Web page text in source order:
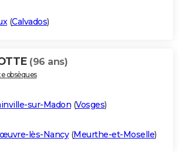
(Calvados)
(96 ans)
obsèques
sur-Madon (Vosges)
lès-Nancy(Meurthe-et-Moselle)